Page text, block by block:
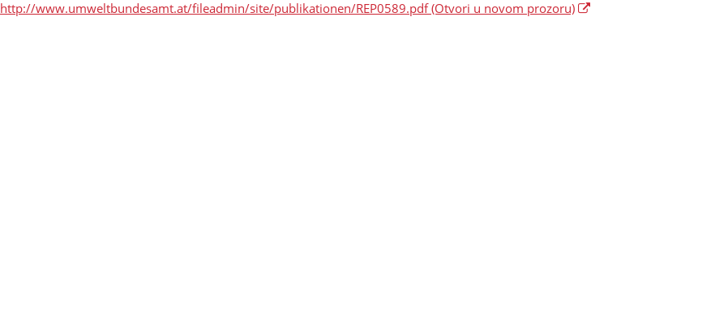
http://www.umweltbundesamt.at/fileadmin/site/publikationen/REP0589.pdf(Otvori u novom prozoru)